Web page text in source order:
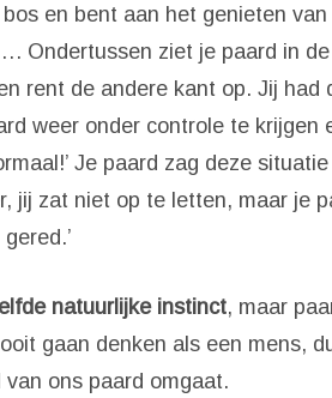
en bent aan het genieten
Ondertussen ziet je paard in
rent de andere kant op. Jij had
weer onder controle te krijgen
Je paard zag deze
jij zat niet op te letten, maar je
natuurlijke instinct, maar
gaan denken als een mens,
ons paard omgaat.